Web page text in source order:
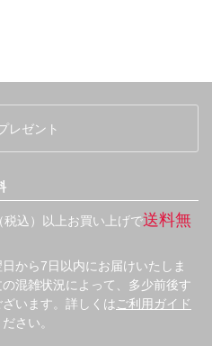
レゼント
税込）以上お買い上げで送料無
日から7日以内にお届けいたしま
混雑状況によって、多少前後す
います。詳しくは ご利用ガイド
さい。